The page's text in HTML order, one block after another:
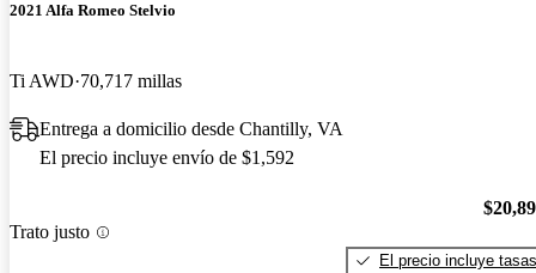
2021 Alfa Romeo Stelvio
Ti AWD 70,717 millas
Entrega a domicilio desde Chantilly, VA
El precio incluye envío de $1,592
Trato justo
El precio incluye tasas